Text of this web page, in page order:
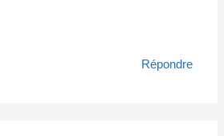
Répondre